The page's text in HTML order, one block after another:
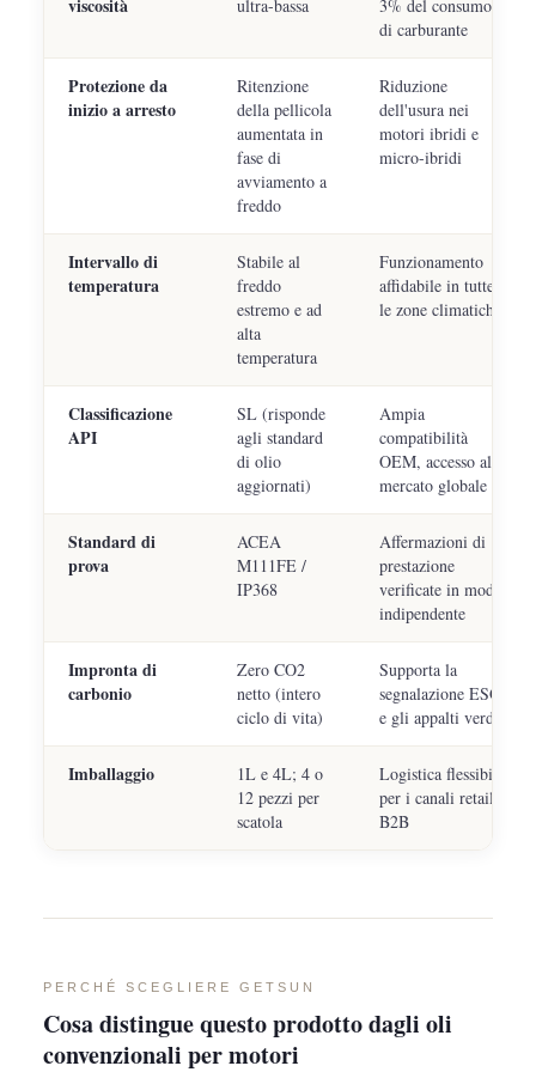
viscosità ultra-bassa
3% del consumo
di carburante
Protezione da
inizio a arresto
Ritenzione
della pellicola
aumentata in
fase di
avviamento a
freddo
Riduzione
dell'usura nei
motori ibridi e
micro-ibridi
Intervallo di
temperatura
Stabile al
freddo
estremo e ad
alta
temperatura
Funzionamento
affidabile in tutte
le zone climatiche
Classificazione
API
SL (risponde
agli standard
di olio
aggiornati)
Ampia
compatibilità
OEM, accesso al
mercato globale
Standard di
prova
ACEA
M111FE /
IP368
Affermazioni di
prestazione
verificate in modo
indipendente
Impronta di
carbonio
Zero CO2
netto (intero
ciclo di vita)
Supporta la
segnalazione ESG
e gli appalti verdi
Imballaggio
1L e 4L; 4 o
12 pezzi per
scatola
Logistica flessibile
per i canali retail e
B2B
PERCHÉ SCEGLIERE GETSUN
Cosa distingue questo prodotto dagli oli
convenzionali per motori